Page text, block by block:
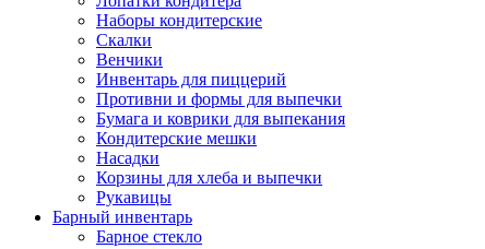
Наборы кондитерские
Скалки
Венчики
Инвентарь для пиццерий
Противни и формы для выпечки
Бумага и коврики для выпекания
Кондитерские мешки
Насадки
Корзины для хлеба и выпечки
Рукавицы
Барный инвентарь
Барное стекло